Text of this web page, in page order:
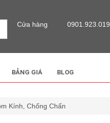
Cửa hàng 0901.923.019
BẢNG GIÁ BLOG
Kính, Chống Chấn